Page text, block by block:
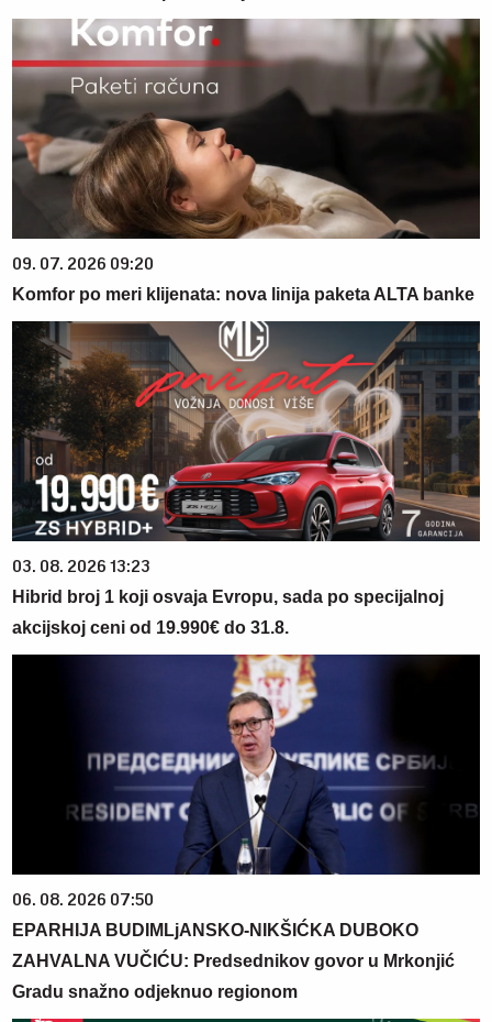
09. 07. 2026 09:20
Komfor po meri klijenata: nova linija paketa ALTA banke
03. 08. 2026 13:23
Hibrid broj 1 koji osvaja Evropu, sada po specijalnoj
akcijskoj ceni od 19.990€ do 31.8.
06. 08. 2026 07:50
EPARHIJA BUDIMLjANSKO-NIKŠIĆKA DUBOKO
ZAHVALNA VUČIĆU: Predsednikov govor u Mrkonjić
Gradu snažno odjeknuo regionom